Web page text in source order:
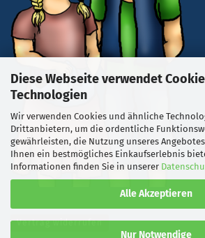
Diese Webseite verwendet
Technologien
Wir verwenden Cookies und ähnliche
Drittanbietern, um die ordentliche
gewährleisten, die Nutzung unseres
Ihnen ein bestmögliches Einkaufserlebnis
Informationen finden Sie in unserer
Alle Akzeptieren
Nur Notwendige
Vertrag widerrufen